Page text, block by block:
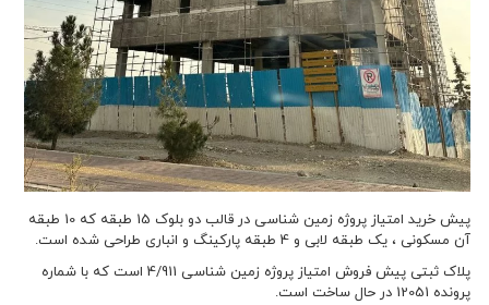
پیش خرید امتیاز پروژه زمین شناسی در قالب دو بلوک 15 طبقه که 10 طبقه
آن مسکونی ، یک طبقه لابی و 4 طبقه پارکینگ و انباری طراحی شده است.
پلاک ثبتی پیش فروش امتیاز پروژه زمین شناسی 4/911 است که با شماره
پرونده 12051 در حال ساخت است.